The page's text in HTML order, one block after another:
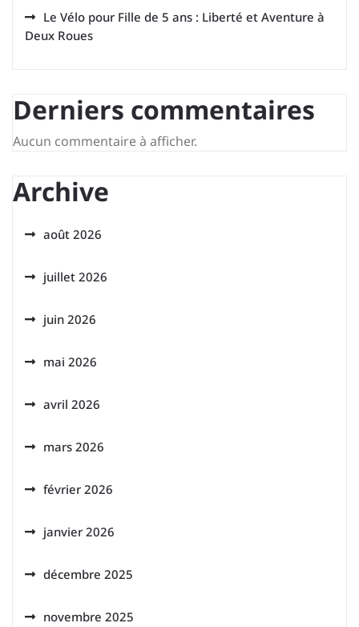
Le Vélo pour Fille de 5 ans : Liberté et Aventure à
Deux Roues
Derniers commentaires
Aucun commentaire à afficher.
Archive
août 2026
juillet 2026
juin 2026
mai 2026
avril 2026
mars 2026
février 2026
janvier 2026
décembre 2025
novembre 2025